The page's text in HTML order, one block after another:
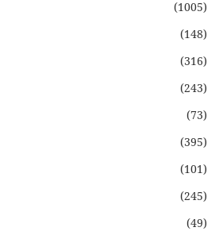
(1005)
(148)
(316)
(243)
(73)
(395)
(101)
(245)
(49)